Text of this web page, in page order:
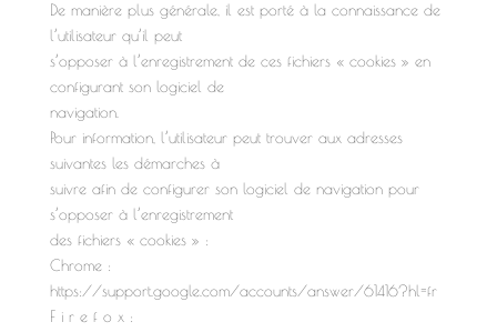
De manière plus générale, il est porté à la connaissance de
l’utilisateur qu’il peut
s’opposer à l’enregistrement de ces fichiers « cookies » en
configurant son logiciel de
navigation.
Pour information, l’utilisateur peut trouver aux adresses
suivantes les démarches à
suivre afin de configurer son logiciel de navigation pour
s’opposer à l’enregistrement
des fichiers « cookies » :
Chrome :
https://support.google.com/accounts/answer/61416?hl=fr
F i r e f o x :